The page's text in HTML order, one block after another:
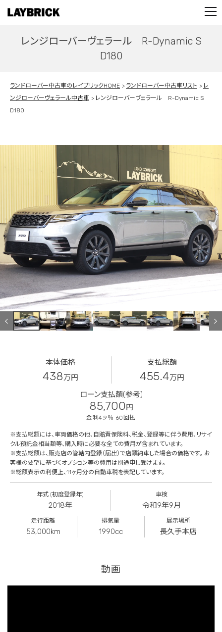
CONTACT
レンジローバーヴェラール R-Dynamic S
D180
ランドローバー中古車のレイブリックHOME ランドローバー中古車リスト
レ
ンジローバーヴェラール中古車
レンジローバーヴェラール R-Dynamic S
D180
本体価格
438万円
支払総額
455.4万円
ローン支払額(参考)
85,700円
金利4.9％ 60回払
※支払総額には、車両価格の他、自賠責保険料、税金、登録等に伴う費用、リサイ
クル預託金相当額等、購入時に必要な全ての費用が含まれています。
※支払総額は、販売店の管轄内登録（届出）で店頭納車した場合の価格です。 お
客様の要望に基づくオプション等の費用は別途申し受けます。
※総額表示の利便上、11ヶ月分の自動車税を表記しています。
年式 (初度登録年)
2018年
車検
令和9年9月
走行距離
53,000km
排気量
1990cc
展示場所
長久手本店
動画